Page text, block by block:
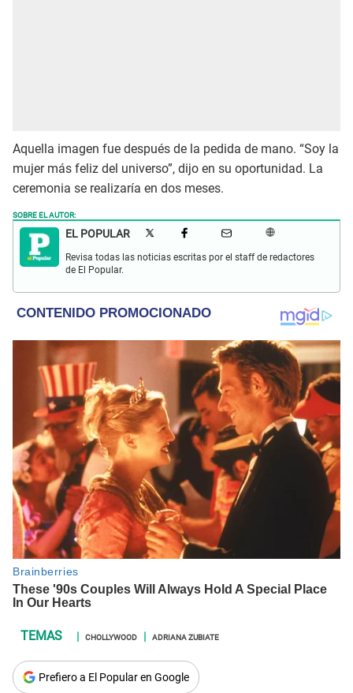
Aquella imagen fue después de la pedida de mano. “Soy la
mujer más feliz del universo”, dijo en su oportunidad. La
ceremonia se realizaría en dos meses.
SOBRE EL AUTOR:
EL POPULAR
Revisa todas las noticias escritas por el staff de redactores
de El Popular.
CHOLLYWOOD ADRIANA ZUBIATE
Prefiero a El Popular en Google